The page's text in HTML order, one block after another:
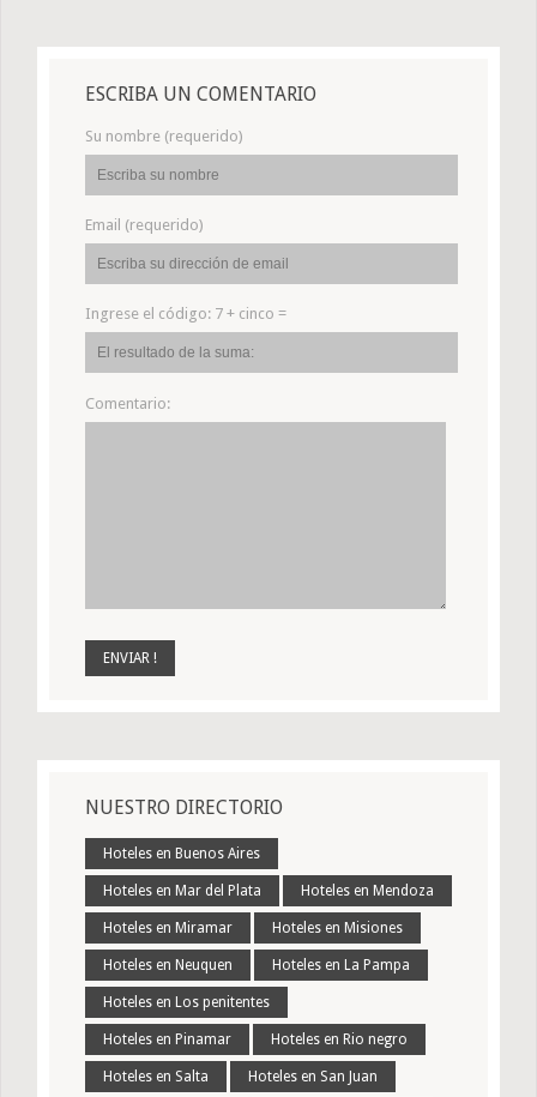
ESCRIBA UN COMENTARIO
Su nombre (requerido)
Email (requerido)
Ingrese el código: 7 + cinco =
Comentario:
NUESTRO DIRECTORIO
Hoteles en Buenos Aires
Hoteles en Mar del Plata Hoteles en Mendoza
Hoteles en Miramar Hoteles en Misiones
Hoteles en Neuquen Hoteles en La Pampa
Hoteles en Los penitentes
Hoteles en Pinamar Hoteles en Rio negro
Hoteles en Salta Hoteles en San Juan